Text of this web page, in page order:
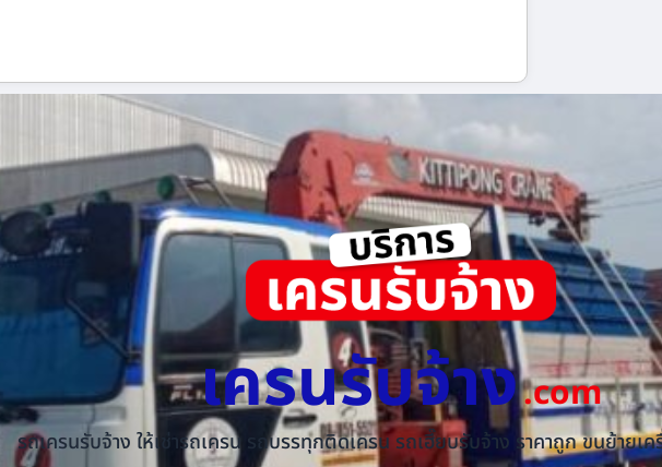
เครนรับจ้าง.com
รถเครนรับจ้าง ให้เช่ารถเครน รถบรรทุกติดเครน รถเฮี๊ยบรับจ้าง ราคาถูก ขนย้ายเ